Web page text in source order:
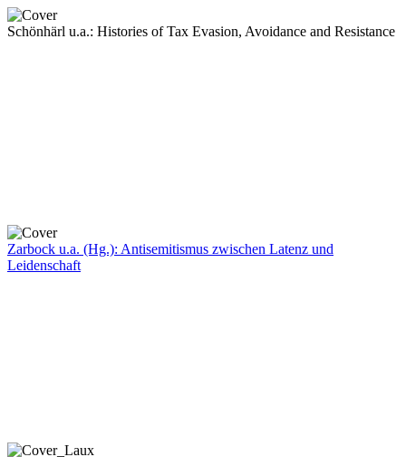
Schönhärl u.a.: Histories of Tax Evasion, Avoidance and Resistance
Zarbock u.a. (Hg.): Antisemitismus zwischen Latenz und
Leidenschaft